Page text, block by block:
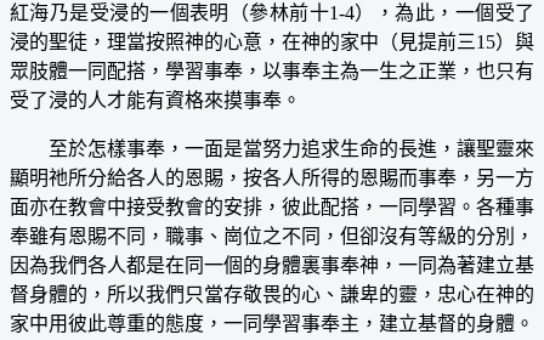
紅海乃是受浸的一個表明（參林前十1-4），為此，一個受了
浸的聖徒，理當按照神的心意，在神的家中（見提前三15）與
眾肢體一同配搭，學習事奉，以事奉主為一生之正業，也只有
受了浸的人才能有資格來摸事奉。
至於怎樣事奉，一面是當努力追求生命的長進，讓聖靈來
顯明祂所分給各人的恩賜，按各人所得的恩賜而事奉，另一方
面亦在教會中接受教會的安排，彼此配搭，一同學習。各種事
奉雖有恩賜不同，職事、崗位之不同，但卻沒有等級的分別，
因為我們各人都是在同一個的身體裏事奉神，一同為著建立基
督身體的，所以我們只當存敬畏的心、謙卑的靈，忠心在神的
家中用彼此尊重的態度，一同學習事奉主，建立基督的身體。